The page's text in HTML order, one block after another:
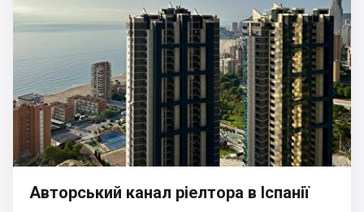
Авторський канал ріелтора в Іспанії